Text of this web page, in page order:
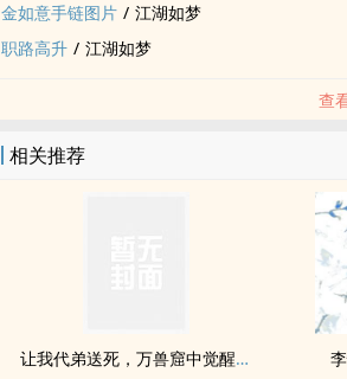
金如意手链图片 / 江湖如梦
职路高升 / 江湖如梦
查
相关推荐
让我代弟送死，万兽窟中觉醒你哭什么？